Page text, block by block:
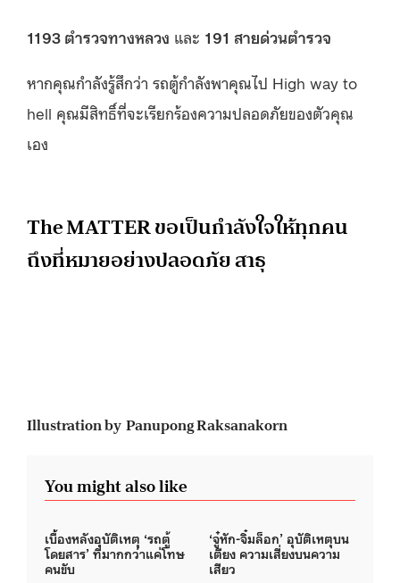
1193 ตำรวจทางหลวง และ 191 สายด่วนตำรวจ
หากคุณกำลังรู้สึกว่า รถตู้กำลังพาคุณไป High way to
hell คุณมีสิทธิ์ที่จะเรียกร้องความปลอดภัยของตัวคุณ
เอง
The MATTER ขอเป็นกำลังใจให้ทุกคน
ถึงที่หมายอย่างปลอดภัย สาธุ
Illustration by Panupong Raksanakorn
You might also like
เบื้องหลังอุบัติเหตุ ‘รถตู้
โดยสาร’ ที่มากกว่าแค่โทษ
คนขับ
‘จู๋หัก-จิ๋มล็อก’ อุบัติเหตุบน
เตียง ความเสี่ยงบนความ
เสียว